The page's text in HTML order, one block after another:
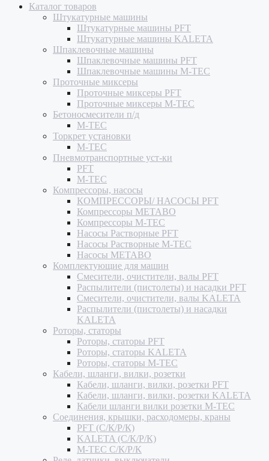
Каталог товаров
Штукатурные машины
Штукатурные машины PFT
Штукатурные машины KALETA
Шпаклевочные машины
Шпаклевочные машины PFT
Шпаклевочные машины M-TEC
Проточные миксеры
Проточные миксеры PFT
Проточные миксеры M-TEC
Бетоносмесители п/д
M-TEC
Торкрет установки
M-TEC
Пневмотранспортные уст-ки
PFT
M-TEC
Компрессоры, насосы
КОМПРЕССОРЫ/ НАСОСЫ PFT
Компрессоры METABO
Компрессоры M-TEC
Насосы Растворные PFT
Насосы Растворные M-TEC
Насосы METABO
Комплектующие для машин
Смесители, очистители, валы PFT
Распылители (пистолеты) и насадки PFT
Смесители, очистители, валы KALETA
Распылители (пистолеты) и насадки
KALETA
Роторы, статоры
Роторы, статоры PFT
Роторы, статоры KALETA
Роторы, статоры M-TEC
Кабели, шланги, вилки, розетки
Кабели, шланги, вилки, розетки PFT
Кабели, шланги, вилки, розетки KALETA
Кабели шланги вилки розетки M-TEC
Соединения, крышки, расходомеры, краны
PFT (С/К/Р/К)
KALETA (С/К/Р/К)
M-TEC С/К/Р/К